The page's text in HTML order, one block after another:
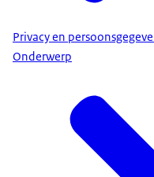
Privacy en
Onderwerp